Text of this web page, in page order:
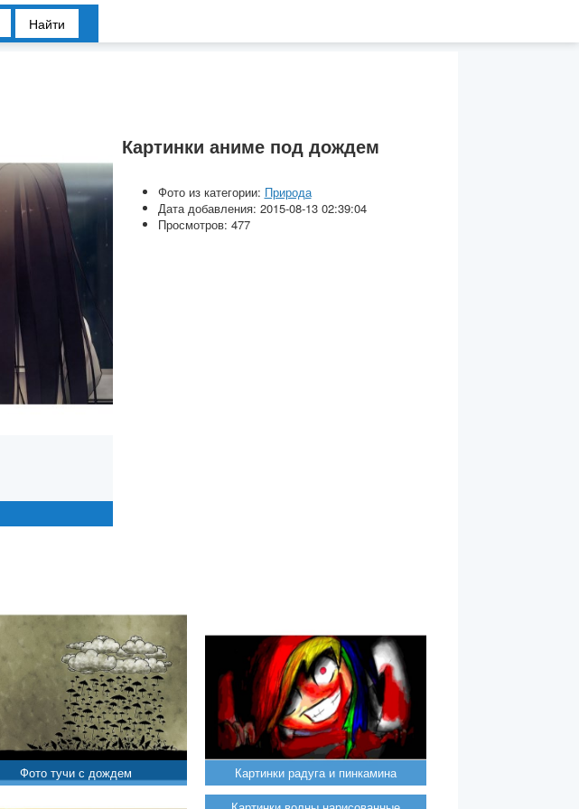
Найти
Картинки аниме под дождем
Фото из категории: Природа
Дата добавления: 2015-08-13 02:39:04
Просмотров: 477
Фото тучи с дождем
Картинки радуга и пинкамина